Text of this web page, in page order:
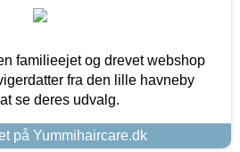
familieejet og drevet webshop
fra den lille havneby
se deres udvalg.
på Yummihaircare.dk